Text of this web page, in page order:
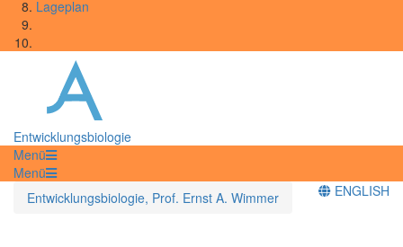
Lageplan
Entwicklungsbiologie
Menü
Menü
Entwicklungsbiologie, Prof. Ernst A. Wimmer
ENGLISH